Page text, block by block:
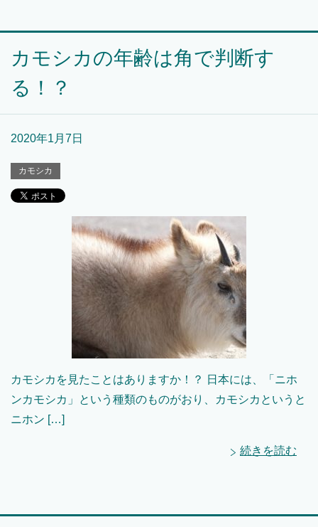
カモシカの年齢は角で判断す
る！？
2020年1月7日
カモシカ
カモシカを見たことはありますか！？ 日本には、「ニホ
ンカモシカ」という種類のものがおり、カモシカというと
ニホン […]
続きを読む